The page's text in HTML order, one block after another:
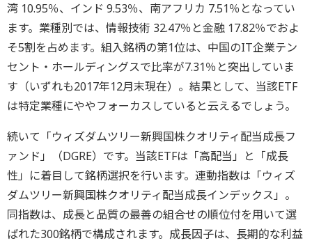
湾 10.95％、インド 9.53％、南アフリカ 7.51％となってい
ます。業種別では、情報技術 32.47％と金融 17.82％でおよ
そ5割を占めます。組入銘柄の第1位は、中国のIT企業テン
セント・ホールディングスで比率が7.31％と突出していま
す（いずれも2017年12月末現在）。結果として、当該ETF
は特定業種にややフォーカスしていると云えるでしょう。
続いて「ウィズダムツリー新興国株クオリティ配当成長フ
ァンド」（DGRE）です。当該ETFは「高配当」と「成長
性」に着目して銘柄選択を行います。連動指数は「ウィズ
ダムツリー新興国株クオリティ配当成長インデックス」。
同指数は、成長と品質の最善の組合せの順位付を用いて選
ばれた300銘柄で構成されます。成長因子は、長期的な利益